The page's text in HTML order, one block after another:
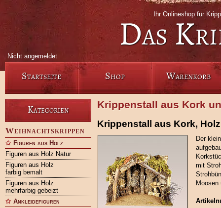
Ihr Onlineshop für
Das
Nicht angemeldet
Startseite Shop Warenkorb
Kategorien
Weihnachtskrippen
Figuren aus Holz
Figuren aus Holz Natur
Figuren aus Holz
farbig bemalt
Figuren aus Holz
mehrfarbig gebeizt
Ankleidefiguren
Krippenstall aus Kork
Krippenstall aus Kork,
Der
mit
Moosen